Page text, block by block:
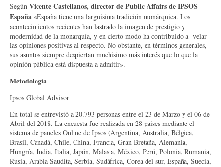
Según Vicente Castellanos, director de Public Affairs de IPSOS
España «España tiene una larguísima tradición monárquica. Los
acontecimientos recientes han lastrado la imagen de prestigio y
modernidad de la monarquía, y en cierto modo ha contribuido a velar
las opiniones positivas al respecto. No obstante, en términos generales,
sus asuntos siempre despiertan muchísimo más interés que lo que la
opinión pública está dispuesta a admitir».
Metodología
Ipsos Global Advisor
En total se entrevistó a 20.793 personas entre el 23 de Marzo y el 06 de
Abril del 2018. La encuesta fue realizada en 28 países mediante el
sistema de paneles Online de Ipsos (Argentina, Australia, Bélgica,
Brasil, Canadá, Chile, China, Francia, Gran Bretaña, Alemania,
Hungría, India, Italia, Japón, Malasia, México, Perú, Polonia, Rumania,
Rusia, Arabia Saudita, Serbia, Sudáfrica, Corea del sur, España, Suecia,